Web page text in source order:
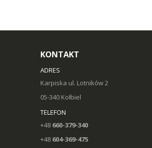
KONTAKT
ADRES
Karpiska ul. Lotników 2
05-340 Kołbiel
TELEFON
+48 660-379-340
+48 604-369-475